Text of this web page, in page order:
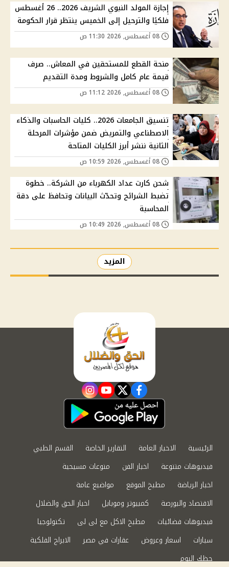
إجازة المولد النبوي الشريف 2026.. 26 أغسطس
فلكيًا والترحيل إلى الخميس ينتظر قرار الحكومة
منحة القطع للمستحقين في المعاش.. صرف
قيمة عام كامل والشروط ومدة التقديم
تنسيق الجامعات 2026.. كليات الحاسبات والذكاء
الاصطناعي والتمريض ضمن مؤشرات المرحلة
الثانية ننشر أبرز الكليات المتاحة
شحن كارت عداد الكهرباء من الشركة.. خطوة
تضبط الشرائح وتحدّث البيانات وتحافظ على دقة
المحاسبة
المزيد
facebook
twitter
youtube
instagram
الرئيسية الاخبار العامة التقارير الخاصة
القسم الطبي
فيديوهات متنوعة
اخبار الفن
منوعات مسيحية
اخبار الرياضة
مطبخ الموقع
مواضيع عامة
الاقتصاد والبورصة
كمبيوتر وموبايل
اخبار الحق والضلال
فيديوهات فضائيات
مطبخ الاكل مع لى لى
تكنولوجيا
سيارات
اسعار وعروض عقارات في مصر
الابراج الفلكية
حظك اليوم